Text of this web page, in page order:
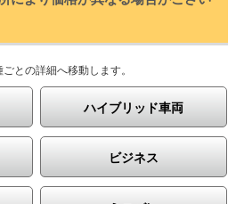
との詳細へ移動します。
ハイブリッド車両
ビジネス